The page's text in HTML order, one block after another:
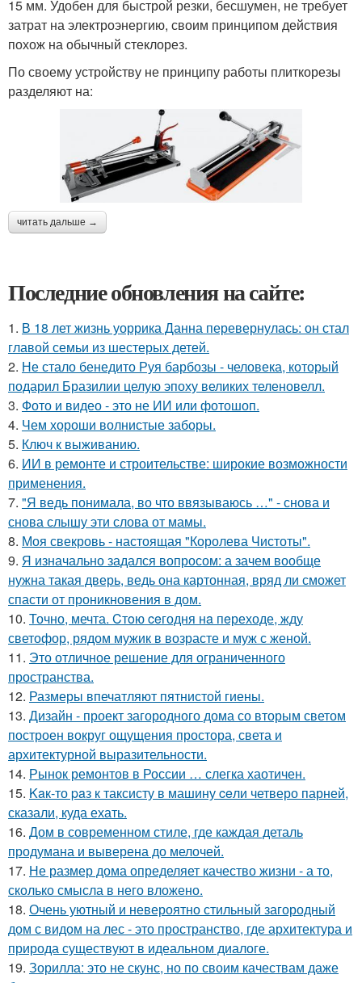
15 мм. Удобен для быстрой резки, бесшумен, не требует
затрат на электроэнергию, своим принципом действия
похож на обычный стеклорез.
По своему устройству не принципу работы плиткорезы
разделяют на:
читать дальше →
Последние обновления на сайте:
1. В 18 лет жизнь уоррика Данна перевернулась: он стал
главой семьи из шестерых детей.
2. Не стало бенедито Руя барбозы - человека, который
подарил Бразилии целую эпоху великих теленовелл.
3. Фото и видео - это не ИИ или фотошоп.
4. Чем хороши волнистые заборы.
5. Ключ к выживанию.
6. ИИ в ремонте и строительстве: широкие возможности
применения.
7. "Я ведь понимала, во что ввязываюсь …" - снова и
снова слышу эти слова от мамы.
8. Моя свекровь - настоящая "Королева Чистоты".
9. Я изначально задался вопросом: а зачем вообще
нужна такая дверь, ведь она картонная, вряд ли сможет
спасти от проникновения в дом.
10. Точно, мечта. Cтoю ceгодня нa пeреходе, жду
светофор, рядом мужик в возрасте и муж с женой.
11. Это отличное решение для ограниченного
пространства.
12. Размеры впечатляют пятнистой гиены.
13. Дизайн - проект загородного дома со вторым светом
построен вокруг ощущения простора, света и
архитектурной выразительности.
14. Рынок ремонтов в России … слегка хаотичен.
15. Kaк-то paз к таксисту в машину ceли четверо парней,
сказали, куда ехать.
16. Дом в современном стиле, где каждая деталь
продумана и выверена до мелочей.
17. Не размер дома определяет качество жизни - а то,
сколько смысла в него вложено.
18. Очень уютный и невероятно стильный загородный
дом с видом на лес - это пространство, где архитектура и
природа существуют в идеальном диалоге.
19. Зорилла: это не скунс, но по своим качествам даже